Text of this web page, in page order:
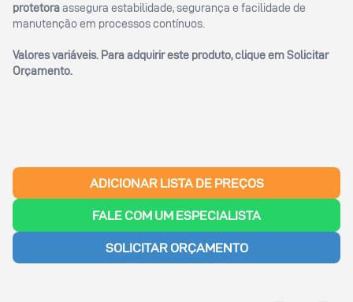
protetoraassegura estabilidade, segurança e facilidade de
manutenção em processos contínuos.
Valores variáveis. Para adquirir este produto, clique emSolicitar
Orçamento.
ADICIONAR LISTA DE PREÇOS
FALE COM UM ESPECIALISTA
SOLICITAR ORÇAMENTO